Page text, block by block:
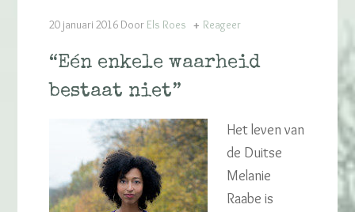
20 januari 2016 Door Els Roes Reageer
“Eén enkele waarheid
bestaat niet”
Het leven van
de Duitse
Melanie
Raabe is